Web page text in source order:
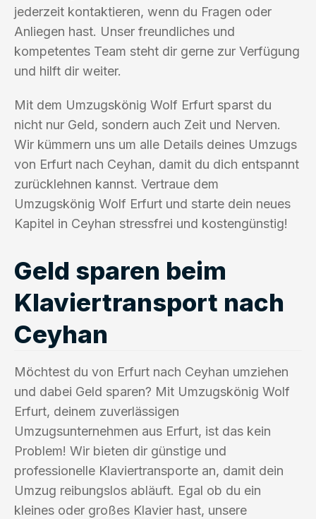
jederzeit kontaktieren, wenn du Fragen oder
Anliegen hast. Unser freundliches und
kompetentes Team steht dir gerne zur Verfügung
und hilft dir weiter.
Mit dem Umzugskönig Wolf Erfurt sparst du
nicht nur Geld, sondern auch Zeit und Nerven.
Wir kümmern uns um alle Details deines Umzugs
von Erfurt nach Ceyhan, damit du dich entspannt
zurücklehnen kannst. Vertraue dem
Umzugskönig Wolf Erfurt und starte dein neues
Kapitel in Ceyhan stressfrei und kostengünstig!
Geld sparen beim
Klaviertransport nach
Ceyhan
Möchtest du von Erfurt nach Ceyhan umziehen
und dabei Geld sparen? Mit Umzugskönig Wolf
Erfurt, deinem zuverlässigen
Umzugsunternehmen aus Erfurt, ist das kein
Problem! Wir bieten dir günstige und
professionelle Klaviertransporte an, damit dein
Umzug reibungslos abläuft. Egal ob du ein
kleines oder großes Klavier hast, unsere